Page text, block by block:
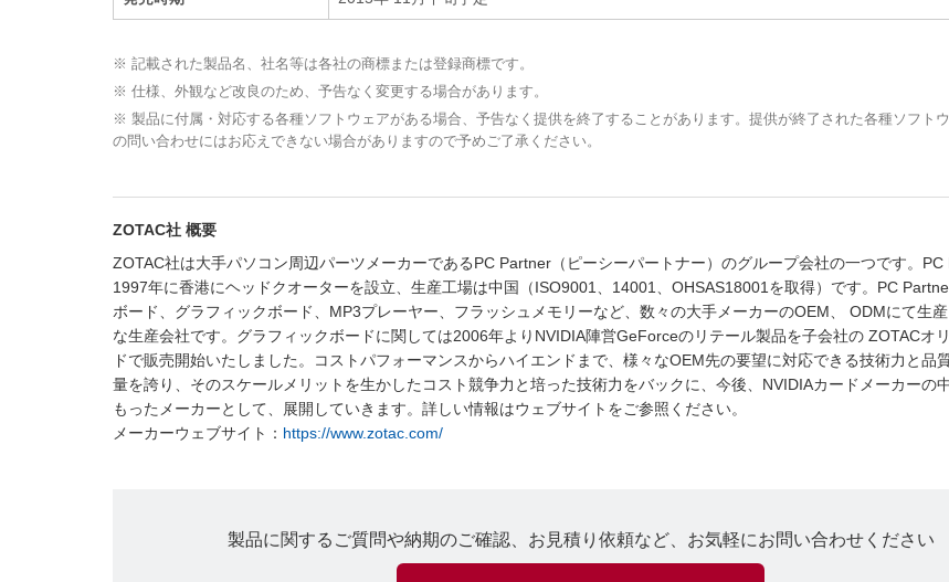
※ 記載された製品名、社名等は各社の商標または登録商標です。
※ 仕様、外観など改良のため、予告なく変更する場合があります。
※ 製品に付属・対応する各種ソフトウェアがある場合、予告なく提供を終了することがあります。提供が終了された各種ソフト
の問い合わせにはお応えできない場合がありますので予めご了承ください。
ZOTAC社 概要
ZOTAC社は大手パソコン周辺パーツメーカーであるPC Partner（ピーシーパートナー）のグループ会社の一つです。PC
1997年に香港にヘッドクオーターを設立、生産工場は中国（ISO9001、14001、OHSAS18001を取得）です。PC
ボード、グラフィックボード、MP3プレーヤー、フラッシュメモリーなど、数々の大手メーカーのOEM、 ODMにて生
な生産会社です。グラフィックボードに関しては2006年よりNVIDIA陣営GeForceのリテール製品を子会社の ZOTACオ
ドで販売開始いたしました。コストパフォーマンスからハイエンドまで、様々なOEM先の要望に対応できる技術力と品
量を誇り、そのスケールメリットを生かしたコスト競争力と培った技術力をバックに、今後、NVIDIAカードメーカーの
もったメーカーとして、展開していきます。詳しい情報はウェブサイトをご参照ください。
メーカーウェブサイト： https://www.zotac.com/
製品に関するご質問や納期のご確認、お見積り依頼など、お気軽にお問い合わせください